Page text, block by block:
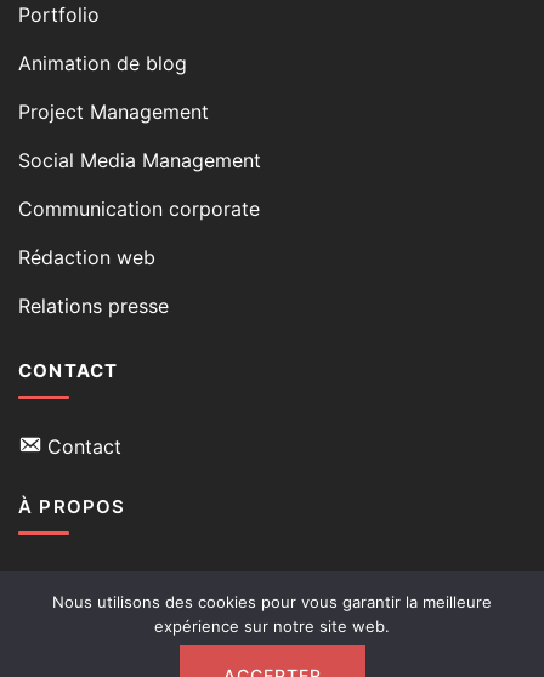
Portfolio
Animation de blog
Project Management
Social Media Management
Communication corporate
Rédaction web
Relations presse
CONTACT
Contact
À PROPOS
Nous utilisons des cookies pour vous garantir la meilleure
expérience sur notre site web.